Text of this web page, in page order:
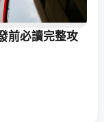
前必讀完整攻